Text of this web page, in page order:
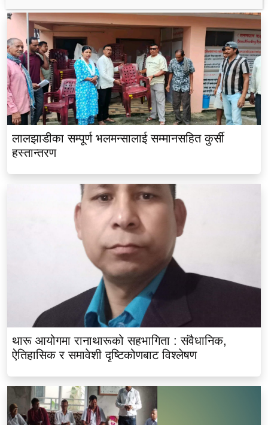
लालझाडीका सम्पूर्ण भलमन्सालाई सम्मानसहित कुर्सी
हस्तान्तरण
थारू आयोगमा रानाथारूको सहभागिता : संवैधानिक,
ऐतिहासिक र समावेशी दृष्टिकोणबाट विश्लेषण